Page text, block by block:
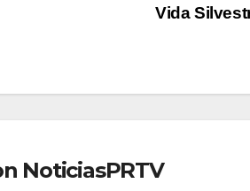
Vida
NoticiasPRTV